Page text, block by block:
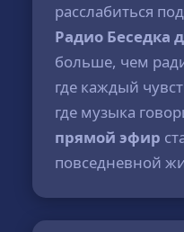
расслабиться
Радио Беседка
больше, чем
где каждый
где музыка
прямой эфир
повседневной